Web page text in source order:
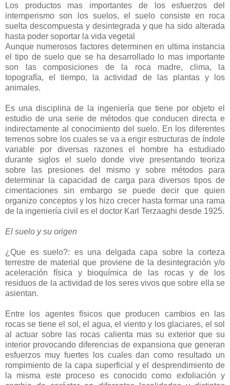
Los productos mas importantes de los esfuerzos del
intemperismo son los suelos, el suelo consiste en roca
suelta descompuesta y desintegrada y que ha sido alterada
hasta poder soportar la vida vegetal
Aunque numerosos factores determinen en ultima instancia
el tipo de suelo que se ha desarrollado lo mas importante
son las composiciones de la roca madre, clima, la
topografía, el tiempo, la actividad de las plantas y los
animales.
Es una disciplina de la ingeniería que tiene por objeto el
estudio de una serie de métodos que conducen directa e
indirectamente al conocimiento del suelo. En los diferentes
terrenos sobre los cuales se va a erigir estructuras de índole
variable por diversas razones el hombre ha estudiado
durante siglos el suelo donde vive presentando teoriza
sobre las presiones del mismo y sobre métodos para
determinar la capacidad de carga para diversos tipos de
cimentaciones sin embargo se puede decir que quien
organizo conceptos y los hizo crecer hasta formar una rama
de la ingeniería civil es el doctor Karl Terzaaghi desde 1925.
El suelo y su origen
¿Que es suelo?: es una delgada capa sobre la corteza
terrestre de material que proviene de la desintegración y/o
aceleración física y bioquímica de las rocas y de los
residuos de la actividad de los seres vivos que sobre ella se
asientan.
Entre los agentes físicos que producen cambios en las
rocas se tiene el sol, el agua, el viento y los glaciares, el sol
al actuar sobre las rocas calienta mas su exterior que su
interior provocando diferencias de expansiona que generan
esfuerzos muy fuertes los cuales dan como resultado un
rompimiento de la capa superficial y el desprendimiento de
la misma este proceso es conocido como exfoliación y